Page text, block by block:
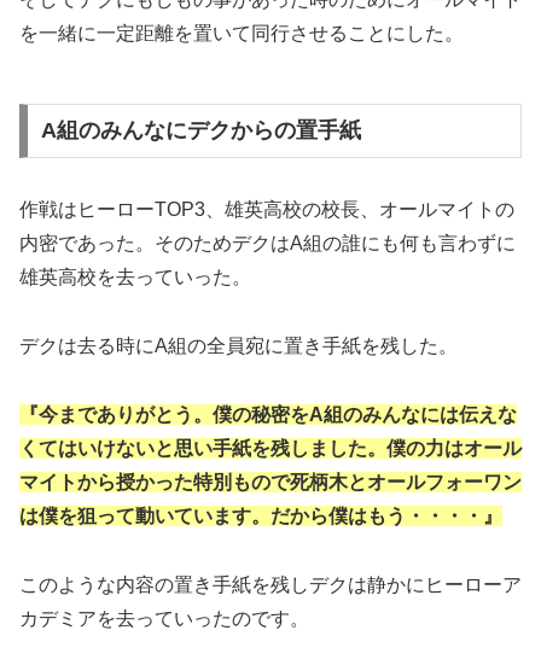
を一緒に一定距離を置いて同行させることにした。
A組のみんなにデクからの置手紙
作戦はヒーローTOP3、雄英高校の校長、オールマイトの
内密であった。そのためデクはA組の誰にも何も言わずに
雄英高校を去っていった。
デクは去る時にA組の全員宛に置き手紙を残した。
『今までありがとう。僕の秘密をA組のみんなには伝えな
くてはいけないと思い手紙を残しました。僕の力はオール
マイトから授かった特別もので死柄木とオールフォーワン
は僕を狙って動いています。だから僕はもう・・・・』
このような内容の置き手紙を残しデクは静かにヒーローア
カデミアを去っていったのです。